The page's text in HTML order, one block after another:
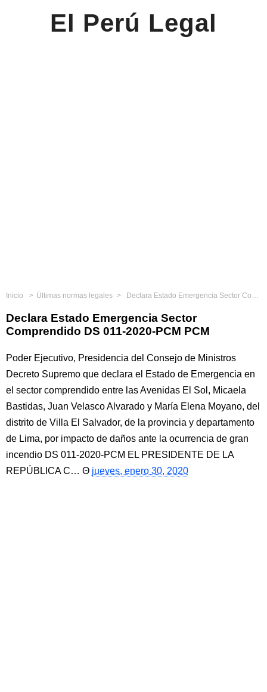
El Perú Legal
Inicio Últimas normas legales Declara Estado Emergencia Sector Comprendido DS 011-2020-PCM PCM
Declara Estado Emergencia Sector
Comprendido DS 011-2020-PCM PCM
Poder Ejecutivo, Presidencia del Consejo de Ministros
Decreto Supremo que declara el Estado de Emergencia en
el sector comprendido entre las Avenidas El Sol, Micaela
Bastidas, Juan Velasco Alvarado y María Elena Moyano, del
distrito de Villa El Salvador, de la provincia y departamento
de Lima, por impacto de daños ante la ocurrencia de gran
incendio DS 011-2020-PCM EL PRESIDENTE DE LA
REPÚBLICA C…
jueves, enero 30, 2020